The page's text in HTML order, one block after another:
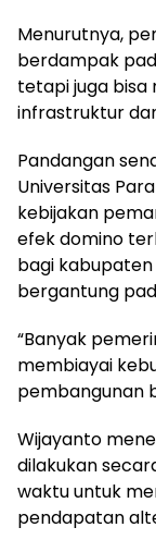
Menurutnya,
berdampak
tetapi juga
infrastruktur
Pandangan
Universitas
kebijakan
efek domino
bagi
bergantung
“Banyak
membiayai
pembangunan
Wijayanto
dilakukan
waktu untuk
pendapatan